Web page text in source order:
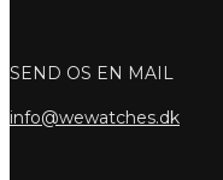
SEND OS EN MAIL
info@wewatches.dk